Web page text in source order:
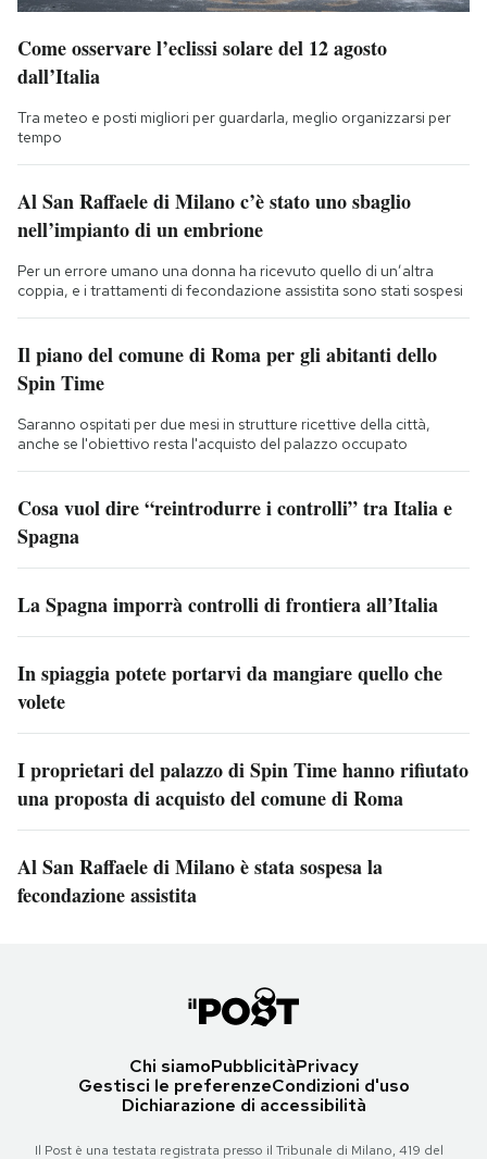
Come osservare l’eclissi solare del 12 agosto
dall’Italia
Tra meteo e posti migliori per guardarla, meglio organizzarsi per
tempo
Al San Raffaele di Milano c’è stato uno sbaglio
nell’impianto di un embrione
Per un errore umano una donna ha ricevuto quello di un’altra
coppia, e i trattamenti di fecondazione assistita sono stati sospesi
Il piano del comune di Roma per gli abitanti dello
Spin Time
Saranno ospitati per due mesi in strutture ricettive della città,
anche se l'obiettivo resta l'acquisto del palazzo occupato
Cosa vuol dire “reintrodurre i controlli” tra Italia e
Spagna
La Spagna imporrà controlli di frontiera all’Italia
In spiaggia potete portarvi da mangiare quello che
volete
I proprietari del palazzo di Spin Time hanno rifiutato
una proposta di acquisto del comune di Roma
Al San Raffaele di Milano è stata sospesa la
fecondazione assistita
Chi siamoPubblicitàPrivacy
Gestisci le preferenzeCondizioni d'uso
Dichiarazione di accessibilità
Il Post è una testata registrata presso il Tribunale di Milano, 419 del